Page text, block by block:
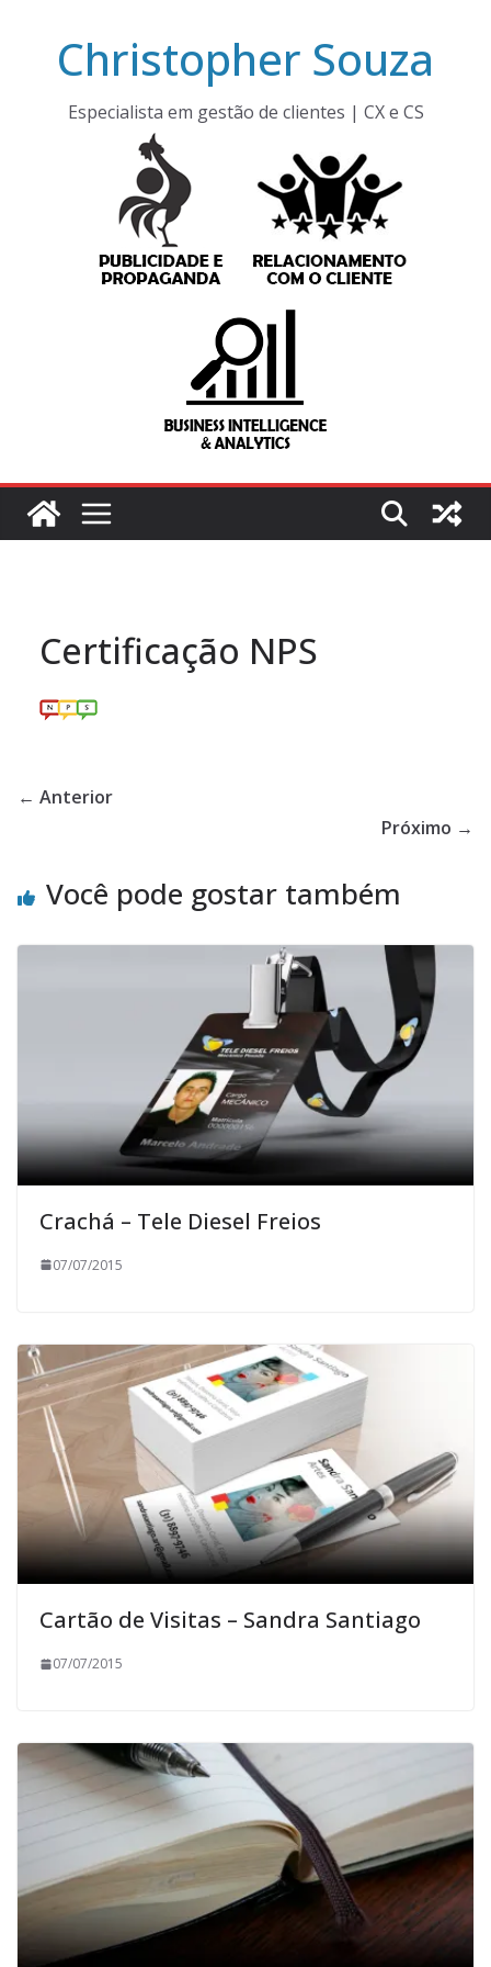
conteúdo
Christopher Souza
Especialista em gestão de clientes | CX e CS
Certificação NPS
← Anterior
Próximo →
Você pode gostar também
Crachá – Tele Diesel Freios
07/07/2015
Cartão de Visitas – Sandra Santiago
07/07/2015